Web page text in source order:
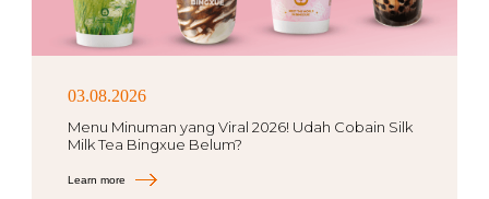
03.08.2026
Menu Minuman yang Viral 2026! Udah Cobain Silk
Milk Tea Bingxue Belum?
Learn more